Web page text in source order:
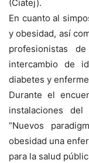
(Ciatej).
En cuanto al
y obesidad, así
profesionistas
intercambio de
diabetes y
Durante el
instalaciones del
“Nuevos
obesidad una
para la salud